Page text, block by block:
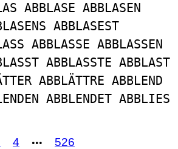
ABBLASE ABBLASEN
ABBLASEST
ABBLASSE ABBLASSEN
ABBLASSTE ABBLAST
ABBLÄTTRE ABBLEND
ABBLENDET ABBLIES
4 ••• 526